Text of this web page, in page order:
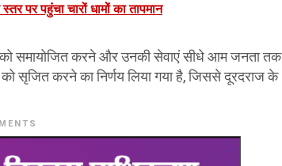
स्तर पर पहुंचा चारों धामों का तापमान
समायोजित करने और उनकी सेवाएं सीधे आम जनता तक
सृजित करने का निर्णय लिया गया है, जिससे दूरदराज के